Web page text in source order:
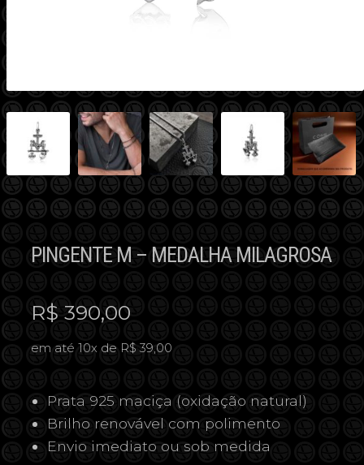
PINGENTE M – MEDALHA MILAGROSA
R$ 390,00
em até 10x de R$ 39,00
Prata 925 maciça (oxidação natural)
Brilho renovável com polimento
Envio imediato ou sob medida